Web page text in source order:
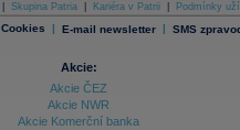
Skupina Patria Kariéra v Patrii Podmínky
Cookies | E-mail newsletter | SMS
Akcie:
Akcie ČEZ
Akcie NWR
Akcie Komerční banka